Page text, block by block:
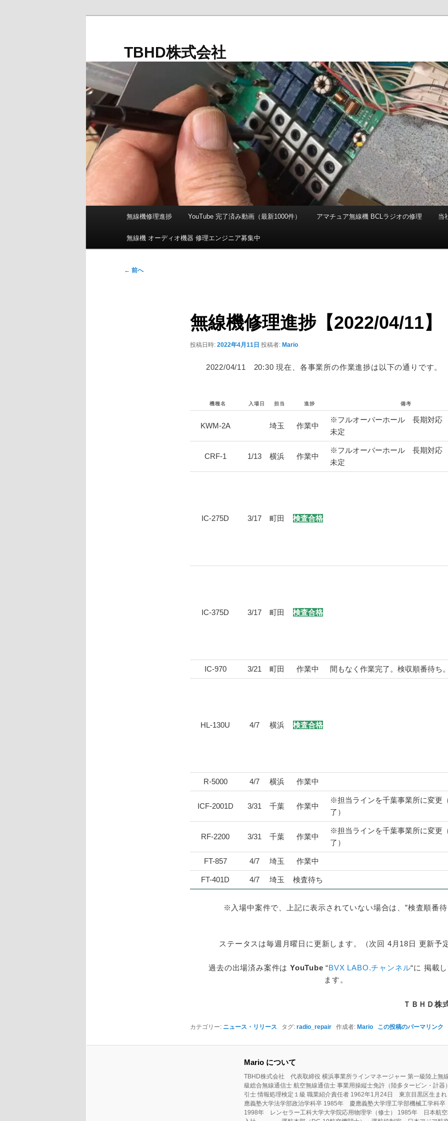
TBHD株式会社
メ
無線機修理進捗 YouTube 完了済み動画（最新1000件） アマチュア無線機 BCLラジオの修理 当
無線機 オーディオ機器 修理エンジニア募集中
投
← 前へ
無線機修理進捗【2022/04/11】
投稿日時: 2022年4月11日 投稿者: Mario
2022/04/11 20:30 現在、各事業所の作業進捗は以下の通りです。
機種名 入場日 担当 進捗 備考
KWM-2A 埼玉 作業中
※フルオーバーホール 長期対応
未定
CRF-1 1/13 横浜 作業中
※フルオーバーホール 長期対応
未定
IC-275D 3/17 町田 検査合格
IC-375D 3/17 町田 検査合格
IC-970 3/21 町田 作業中 間もなく作業完了。検収順番待ち。
HL-130U 4/7 横浜 検査合格
R-5000 4/7 横浜 作業中
ICF-2001D 3/31 千葉 作業中
※担当ラインを千葉事業所に変更
了）
RF-2200 3/31 千葉 作業中
※担当ラインを千葉事業所に変更
了）
FT-857 4/7 埼玉 作業中
FT-401D 4/7 埼玉 検査待ち
※入場中案件で、上記に表示されていない場合は、”検査順番待
ステータスは毎週月曜日に更新します。（次回 4月18日 更新予定
過去の出場済み案件は YouTube “BVX LABO.チャンネル“に 掲載
ます。
ＴＢＨＤ株
カテゴリー: ニュース・リリース タグ: radio_repair作成者: Mario この投稿のパーマリンク
Mario について
TBHD株式会社 代表取締役 横浜事業所ラインマネージャー 第一級陸上無
級総合無線通信士 航空無線通信士 事業用操縦士免許（陸多タービン・計器
引士 情報処理検定１級 職業紹介責任者 1962年1月24日 東京目黒区生ま
應義塾大学法学部政治学科卒 1985年 慶應義塾大学理工学部機械工学科卒
1998年 レンセラー工科大学大学院応用物理学（修士） 1985年 日本航